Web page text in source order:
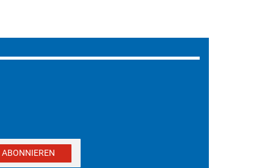
ABONNIEREN